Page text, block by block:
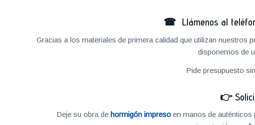
☎ Llámenos al
Gracias a los materiales de primera calidad que utilizan
disponemos de
Pide presupuesto
👉
Deje su obra de hormigón impresoen manos de auténticos